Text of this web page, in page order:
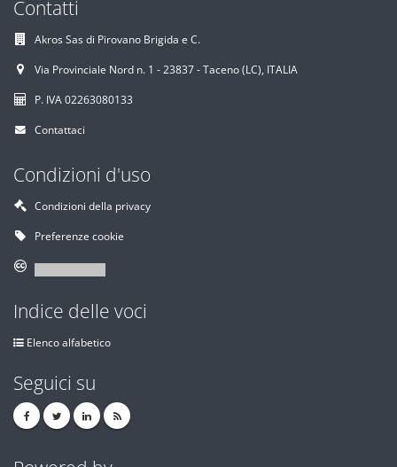
Contatti
Akros Sas di Pirovano Brigida e C.
Via Provinciale Nord n. 1 - 23837 - Taceno (LC), ITALIA
P. IVA 02263080133
Contattaci
Condizioni d'uso
Condizioni della privacy
Preferenze cookie
Indice delle voci
Elenco alfabetico
Seguici su